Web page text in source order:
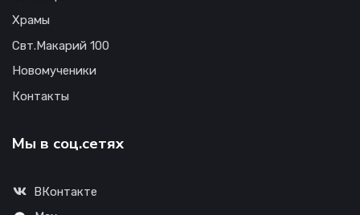
Храмы
Свт.Макарий 100
Новомученики
Контакты
Мы в соц.сетях
ВКонтакте